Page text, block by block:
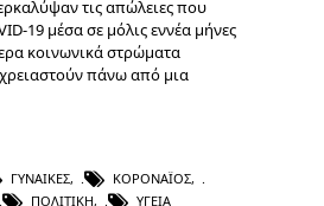
τις απώλειες που
19 μέσα σε μόλις εννέα μήνες
κοινωνικά στρώματα
πάνω από μια
ΓΥΝΑΊΚΕΣ, ΚΟΡΟΝΑΪΌΣ,
ΠΟΛΙΤΙΚΉ, ΥΓΕΊΑ